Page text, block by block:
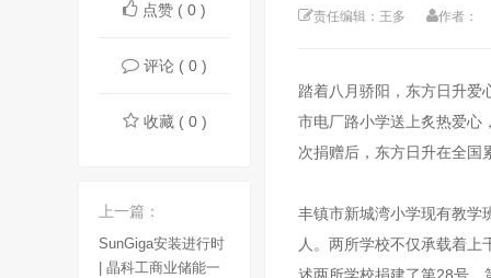
点赞 ( 0 )
评论 ( 0 )
收藏 ( 0 )
上一篇：
SunGiga安装进行时
| 晶科工商业储能一
责任编辑：王多 作者：
踏着八月骄阳，东方日升爱
市电厂路小学送上炙热爱心
次捐赠后，东方日升在全国
丰镇市新城湾小学现有教学
人。两所学校不仅承载着